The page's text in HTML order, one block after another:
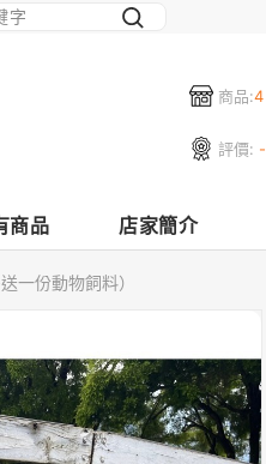
商品:4
評價: -
商品 店家簡介
一份動物飼料）